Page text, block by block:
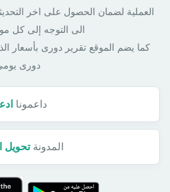
العملية لضمان الحصول على اخر
الى التوجه إلى كل
كما يضم الموقع تقرير دورى بأسعار
دورى
داعمونا
المدونةتحويل